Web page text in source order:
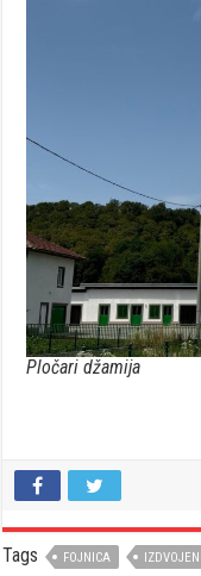
Pločari džamija
Tags FOJNICA